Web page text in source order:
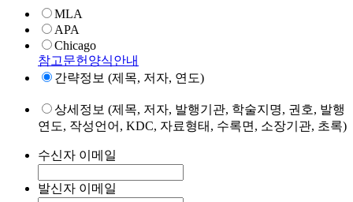
MLA
APA
Chicago
참고문헌양식안내
간략정보 (제목, 저자, 연도)
상세정보 (제목, 저자, 발행기관, 학술지명, 권호, 발행
연도, 작성언어, KDC, 자료형태, 수록면, 소장기관, 초록)
수신자 이메일
발신자 이메일